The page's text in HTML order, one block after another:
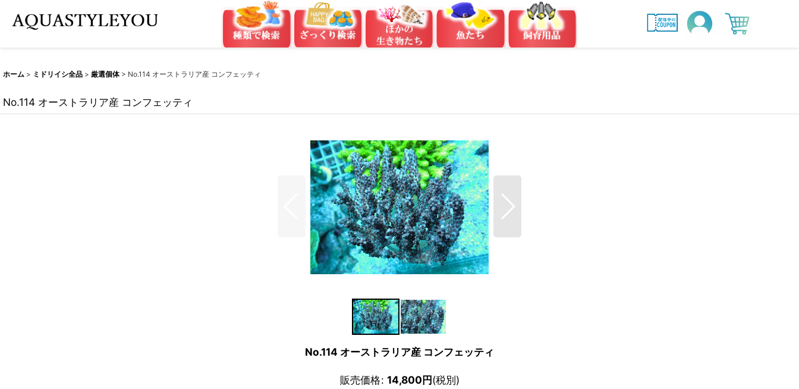
ホーム > ミドリイシ全品 > 厳選個体 > No.114 オーストラリア産 コンフェッティ
No.114 オーストラリア産 コンフェッティ
No.114 オーストラリア産 コンフェッティ
販売価格: 14,800円(税別)